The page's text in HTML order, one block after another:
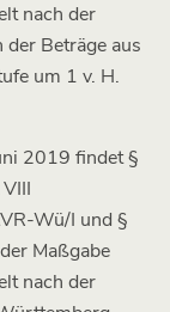
nach der
Beträge aus
um 1 v. H.
2019 findet §
Wü/I und §
Maßgabe
nach der